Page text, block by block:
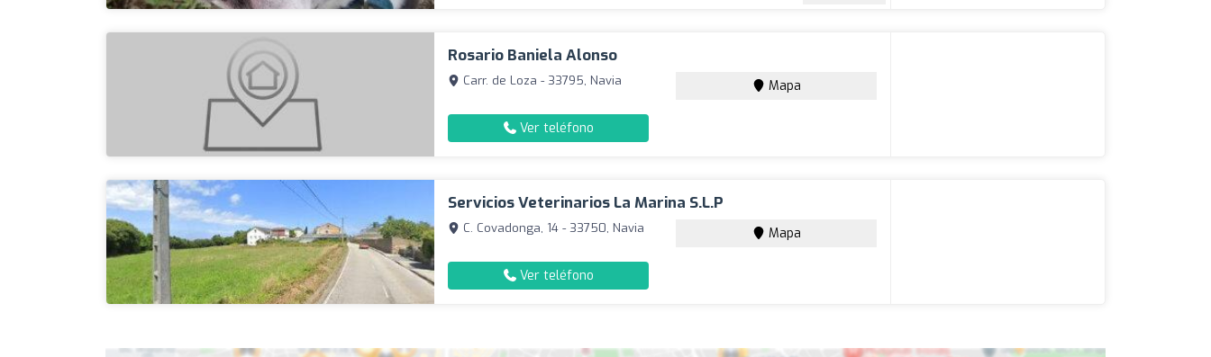
Rosario Baniela Alonso
Carr. de Loza - 33795, Navia Mapa
Ver teléfono
Servicios Veterinarios La Marina S.l.p
C. Covadonga, 14 - 33750, Navia Mapa
Ver teléfono